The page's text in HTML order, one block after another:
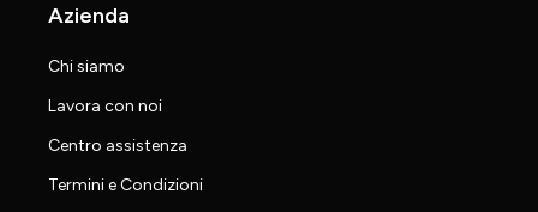
Azienda
Chi siamo
Lavora con noi
Centro assistenza
Termini e Condizioni